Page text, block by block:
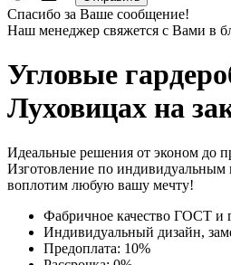
Спасибо за Ваше сообщение!
Наш менеджер свяжется с Вами в
Угловые
Луховицах на
Идеальные решения от эконом до
Изготовление по
воплотим любую вашу мечту!
Фабричное качество ГОСТ и
Индивидуальный дизайн,
Предоплата: 10%